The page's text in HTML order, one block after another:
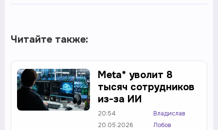
Читайте также:
Meta* уволит 8
тысяч сотрудников
из-за ИИ
20:54
20.05.2026
Владислав
Лобов